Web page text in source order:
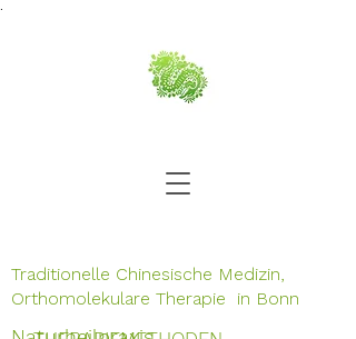
Traditionelle Chinesische Medizin,
Orthomolekulare Therapie in Bonn